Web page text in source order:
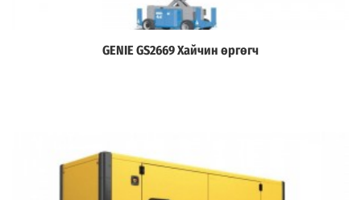
Дэлгэрэнгүй
GENIE GS2669 Хайчин өргөгч